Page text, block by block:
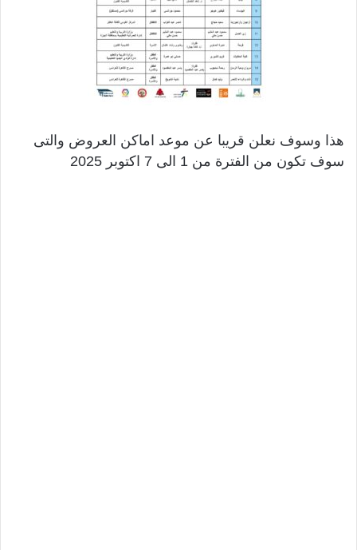
هذا وسوف نعلن قريبا عن موعد اماكن العروض والتى
سوف تكون من الفترة من 1 الى 7 اكتوبر 2025